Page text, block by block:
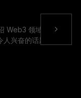
Web3 领域最具
兴奋的话题，